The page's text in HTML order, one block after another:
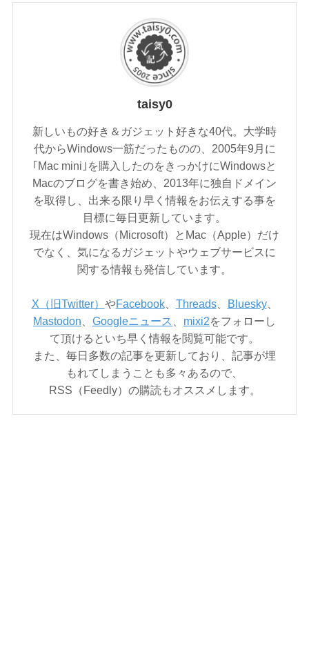
taisy0
新しいもの好き＆ガジェット好きな40代。大学時
代からWindows一筋だったものの、2005年9月に
｢Mac mini｣を購入したのをきっかけにWindowsと
Macのブログを書き始め、2013年に独自ドメイン
を取得し、出来る限り早く情報をお伝えする事を
目標に毎日更新しています。
現在はWindows（Microsoft）とMac（Apple）だけ
でなく、気になるガジェットやウェブサービスに
関する情報も発信しています。
X（旧Twitter） やFacebook、 Threads、 Bluesky、
Mastodon
Googleニュース mixi2をフォローし
て頂けるといち早く情報を閲覧可能です。
また、毎日多数の記事を更新しており、記事が埋
もれてしまうことも多々あるので、
RSS（Feedly）の購読もオススメします。